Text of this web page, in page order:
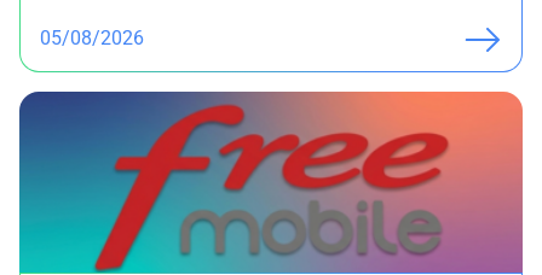
05/08/2026